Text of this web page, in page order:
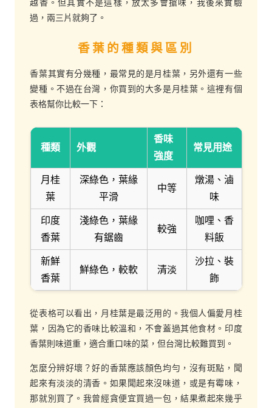
越香。但其實不是這樣，放太多會搶味，我後來實驗
過，兩三片就夠了。
香葉的種類與區別
香葉其實有分幾種，最常見的是月桂葉，另外還有一些
變種。不過在台灣，你買到的大多是月桂葉。這裡有個
表格幫你比較一下：
種類 外觀
香味
強度
常見用途
月桂
葉
深綠色，葉緣
平滑
中等
燉湯、滷
味
印度
香葉
淺綠色，葉緣
有鋸齒
較強
咖哩、香
料飯
新鮮
香葉
鮮綠色，較軟 清淡
沙拉、裝
飾
從表格可以看出，月桂葉是最泛用的。我個人偏愛月桂
葉，因為它的香味比較溫和，不會蓋過其他食材。印度
香葉則味道重，適合重口味的菜，但台灣比較難買到。
怎麼分辨好壞？好的香葉應該顏色均勻，沒有斑點，聞
起來有淡淡的清香。如果聞起來沒味道，或是有霉味，
那就別買了。我曾經貪便宜買過一包，結果煮起來幾乎